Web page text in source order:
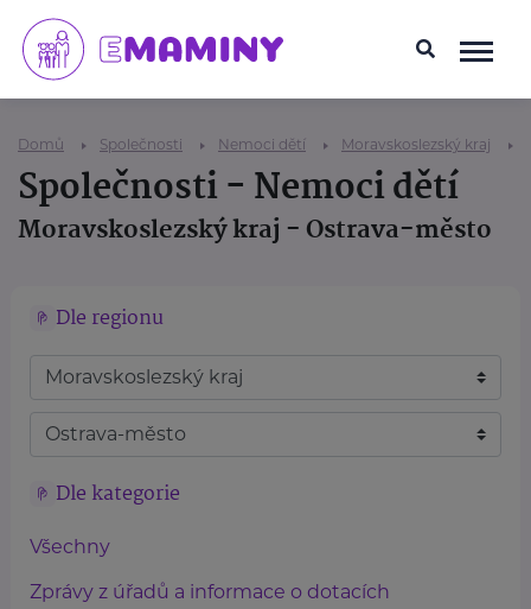
Domů Společnosti Nemoci dětí Moravskoslezský kraj
Společnosti - Nemoci dětí
Moravskoslezský kraj - Ostrava-město
Dle regionu
Dle kategorie
Všechny
Zprávy z úřadů a informace o dotacích